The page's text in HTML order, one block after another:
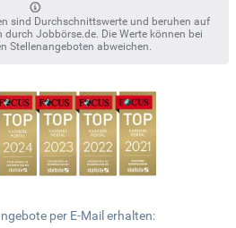
sind Durchschnittswerte und beruhen auf
Jobbörse.de. Die Werte können bei
Stellenangeboten abweichen.
per E-Mail erhalten: